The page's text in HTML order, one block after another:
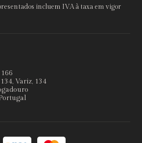
incluem IVA à taxa em vigor
Variz, 134